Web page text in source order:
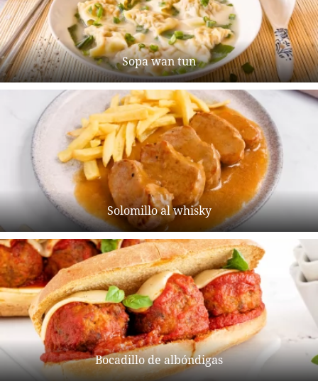
Sopa wan tun
Solomillo al whisky
Bocadillo de albóndigas